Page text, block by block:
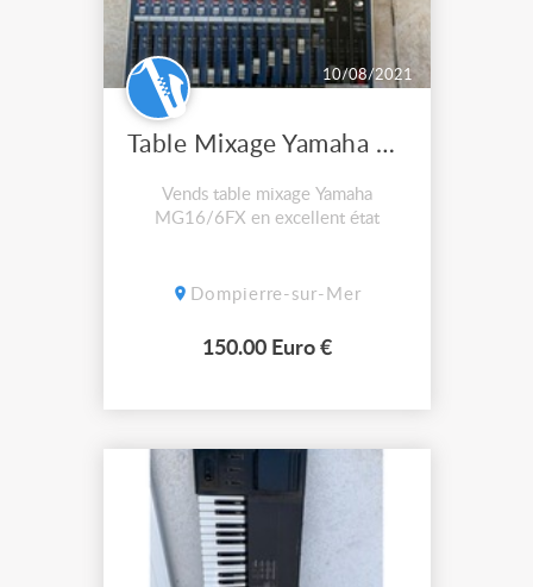
10/08/2021
Table Mixage Yamaha MG16/6FX
Vends table mixage Yamaha
MG16/6FX en excellent état
Dompierre-sur-Mer
150.00 Euro €